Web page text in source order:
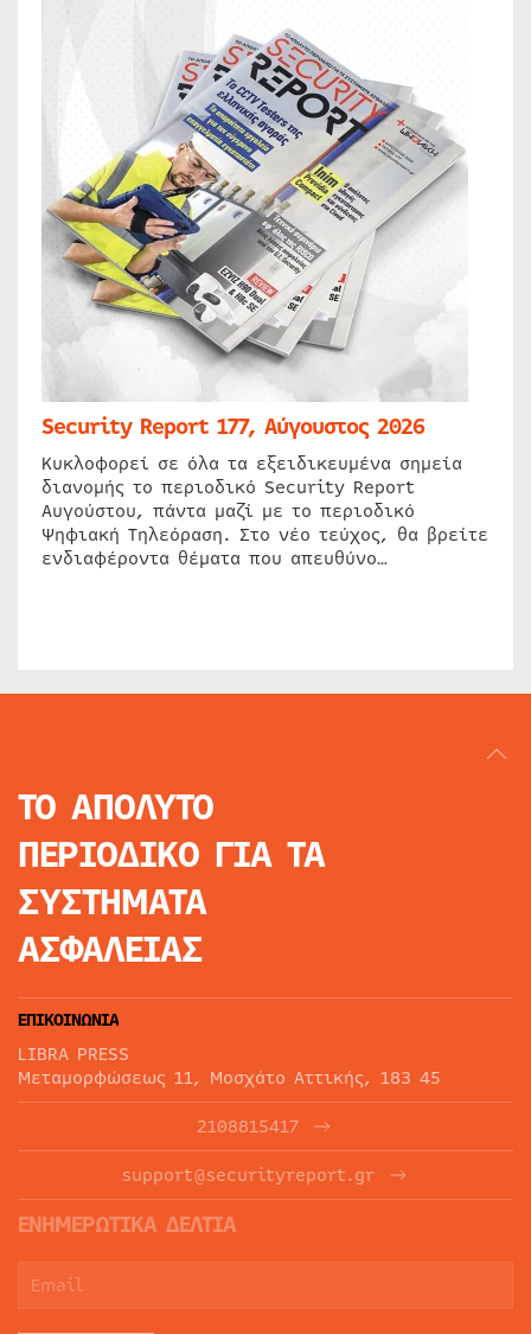
Security Report 177, Αύγουστος 2026
Κυκλοφορεί σε όλα τα εξειδικευμένα σημεία
διανομής το περιοδικό Security Report
Αυγούστου, πάντα μαζί με το περιοδικό
Ψηφιακή Τηλεόραση. Στο νέο τεύχος, θα βρείτε
ενδιαφέροντα θέματα που απευθύνο…
ΤΟ ΑΠΟΛΥΤΟ
ΠΕΡΙΟΔΙΚΟ ΓΙΑ ΤΑ
ΣΥΣΤΗΜΑΤΑ
ΑΣΦΑΛΕΙΑΣ
ΕΠΙΚΟΙΝΩΝΙΑ
LIBRA PRESS
Μεταμορφώσεως 11, Μοσχάτο Αττικής, 183 45
2108815417
support@securityreport.gr
ΕΝΗΜΕΡΩΤΙΚΑ ΔΕΛΤΙΑ